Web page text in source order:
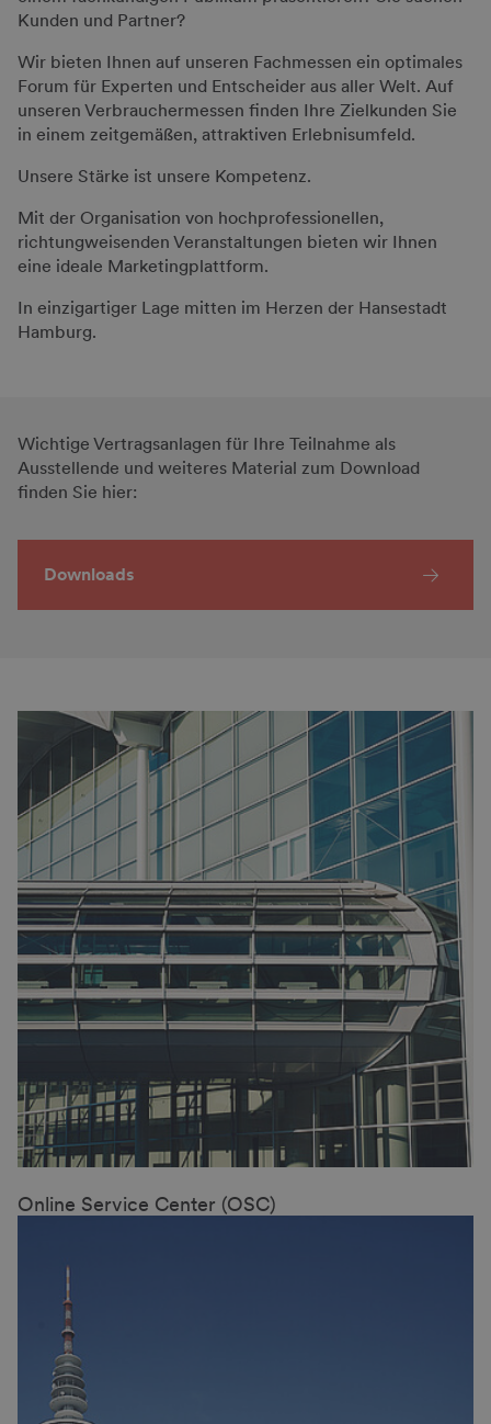
Kunden und Partner?
Wir bieten Ihnen auf unseren Fachmessen ein optimales
Forum für Experten und Entscheider aus aller Welt. Auf
unseren Verbrauchermessen finden Ihre Zielkunden Sie
in einem zeitgemäßen, attraktiven Erlebnisumfeld.
Unsere Stärke ist unsere Kompetenz.
Mit der Organisation von hochprofessionellen,
richtungweisenden Veranstaltungen bieten wir Ihnen
eine ideale Marketingplattform.
In einzigartiger Lage mitten im Herzen der Hansestadt
Hamburg.
Wichtige Vertragsanlagen für Ihre Teilnahme als
Ausstellende und weiteres Material zum Download
finden Sie hier:
Downloads
Online Service Center (OSC)